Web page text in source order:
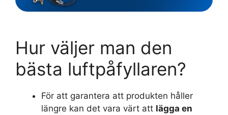
Hur väljer man den
bästa luftpåfyllaren?
För att garantera att produkten håller
längre kan det vara värt att lägga en